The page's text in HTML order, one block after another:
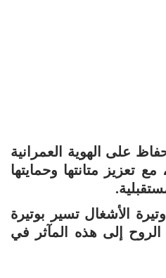
على الهوية العمرانية
مع تعزيز متانتها وحمايتها
الأشغال تسير بوتيرة
إلى هذه المآثر في